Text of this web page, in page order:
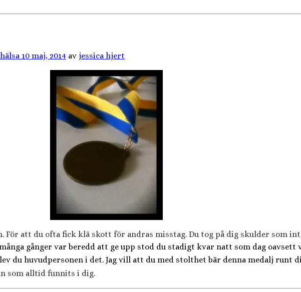
10 maj, 2014 av jessica hjert
För att du ofta fick klä skott för andras misstag. Du tog på dig skulder som
gånger var beredd att ge upp stod du stadigt kvar natt som dag oavsett
du huvudpersonen i det. Jag vill att du med stolthet bär denna medalj runt
som alltid funnits i dig.